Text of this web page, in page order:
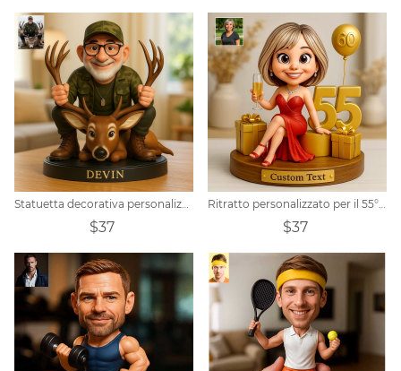
Statuetta decorativa personalizzata in stile Pixar con foto di Hunter
$37
Ritratto personalizzato per il 55° compleanno di una donna
$37